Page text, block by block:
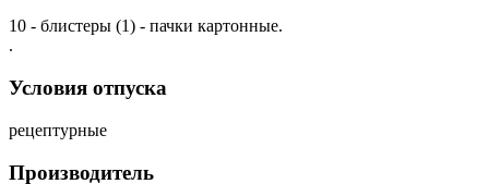
10 - блистеры (1) - пачки картонные.
.
Условия отпуска
рецептурные
Производитель